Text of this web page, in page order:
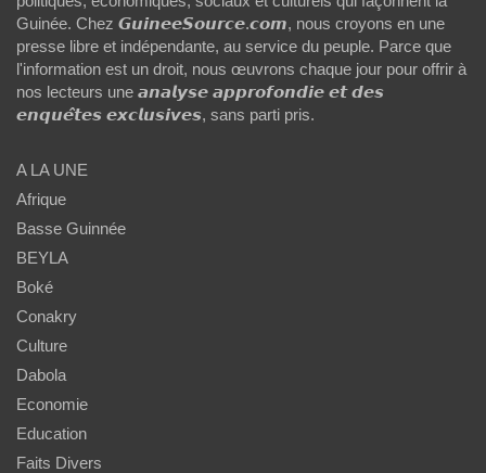
Guinée. Chez 𝙂𝙪𝙞𝙣𝙚𝙚𝙎𝙤𝙪𝙧𝙘𝙚.𝙘𝙤𝙢, nous croyons en une
presse libre et indépendante, au service du peuple. Parce que
l'information est un droit, nous œuvrons chaque jour pour offrir à
nos lecteurs une 𝙖𝙣𝙖𝙡𝙮𝙨𝙚 𝙖𝙥𝙥𝙧𝙤𝙛𝙤𝙣𝙙𝙞𝙚 𝙚𝙩 𝙙𝙚𝙨
𝙚𝙣𝙦𝙪𝙚̂𝙩𝙚𝙨 𝙚𝙭𝙘𝙡𝙪𝙨𝙞𝙫𝙚𝙨, sans parti pris.
A LA UNE
Afrique
Basse Guinnée
BEYLA
Boké
Conakry
Culture
Dabola
Economie
Education
Faits Divers